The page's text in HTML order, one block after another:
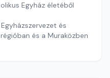
Egyház életéből
és
és a Muraközben